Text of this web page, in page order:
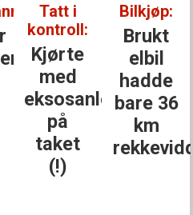
Tatt i
kontroll:
Kjørte
med
eksosanlegget
på
taket
(!)
Bilkjøp:
Brukt
elbil
hadde
bare 36
km